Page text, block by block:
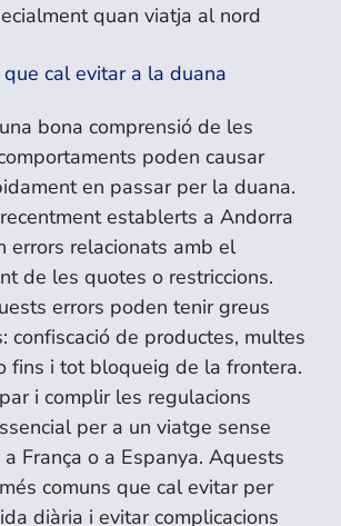
quan viatja al nord
que cal evitar a la duana
bona comprensió de les
poden causar
en passar per la duana.
establerts a Andorra
errors relacionats amb el
de les quotes o restriccions.
errors poden tenir greus
confiscació de productes, multes
fins i tot bloqueig de la frontera.
i complir les regulacions
per a un viatge sense
França o a Espanya. Aquests
comuns que cal evitar per
diària i evitar complicacions